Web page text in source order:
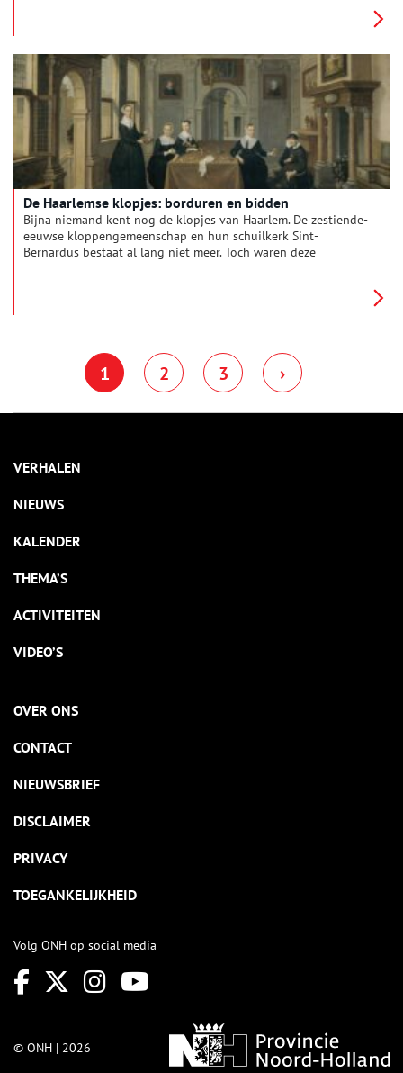
conciërgewoning van het Waterschapshuis in de binnenstad
van Hoorn. Als de oorlog in mei 1940 uitbreekt besluiten Aaf
en Dieuw om onderduikers in huis te nemen.
De Haarlemse klopjes: borduren en bidden
Bijna niemand kent nog de klopjes van Haarlem. De zestiende-
eeuwse kloppengemeenschap en hun schuilkerk Sint-
Bernardus bestaat al lang niet meer. Toch waren deze
1 2 3 ›
VERHALEN
NIEUWS
KALENDER
THEMA’S
ACTIVITEITEN
VIDEO’S
OVER ONS
CONTACT
NIEUWSBRIEF
DISCLAIMER
PRIVACY
TOEGANKELIJKHEID
Volg ONH op social media
© ONH | 2026